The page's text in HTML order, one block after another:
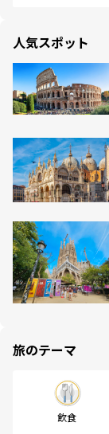
人気スポット
旅のテーマ
飲食